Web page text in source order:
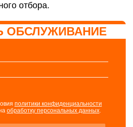
отбора.
ОБСЛУЖИВАНИЕ
политики конфиденциальности
обработку персональных данных.